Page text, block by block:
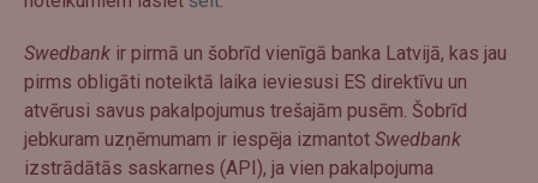
Swedbank ir pirmā un šobrīd vienīgā banka Latvijā, kas jau
pirms obligāti noteiktā laika ieviesusi ES direktīvu un
atvērusi savus pakalpojumus trešajām pusēm. Šobrīd
jebkuram uzņēmumam ir iespēja izmantot Swedbank
izstrādātās saskarnes (API), ja vien pakalpojuma